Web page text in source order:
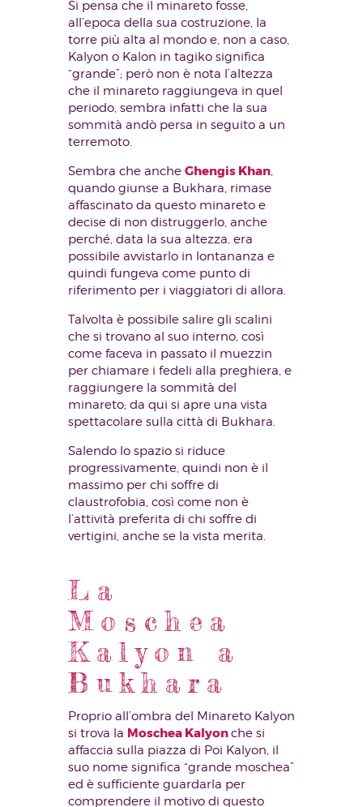
Si pensa che il minareto fosse,
all’epoca della sua costruzione, la
torre più alta al mondo e, non a caso,
Kalyon o Kalon in tagiko significa
“grande”; però non è nota l’altezza
che il minareto raggiungeva in quel
periodo, sembra infatti che la sua
sommità andò persa in seguito a un
terremoto.
Sembra che anche Ghengis Khan,
quando giunse a Bukhara, rimase
affascinato da questo minareto e
decise di non distruggerlo, anche
perché, data la sua altezza, era
possibile avvistarlo in lontananza e
quindi fungeva come punto di
riferimento per i viaggiatori di allora.
Talvolta è possibile salire gli scalini
che si trovano al suo interno, così
come faceva in passato il muezzin
per chiamare i fedeli alla preghiera, e
raggiungere la sommità del
minareto; da qui si apre una vista
spettacolare sulla città di Bukhara.
Salendo lo spazio si riduce
progressivamente, quindi non è il
massimo per chi soffre di
claustrofobia, così come non è
l’attività preferita di chi soffre di
vertigini, anche se la vista merita.
La
Moschea
Kalyon a
Bukhara
Proprio all’ombra del Minareto Kalyon
si trova la Moschea Kalyonche si
affaccia sulla piazza di Poi Kalyon, il
suo nome significa “grande moschea”
ed è sufficiente guardarla per
comprendere il motivo di questo